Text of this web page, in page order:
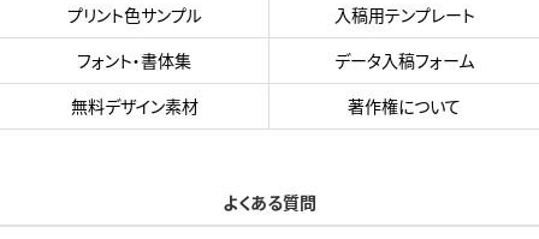
プリント色サンプル
入稿用テンプレート
フォント・書体集
データ入稿フォーム
無料デザイン素材
著作権について
よくある質問